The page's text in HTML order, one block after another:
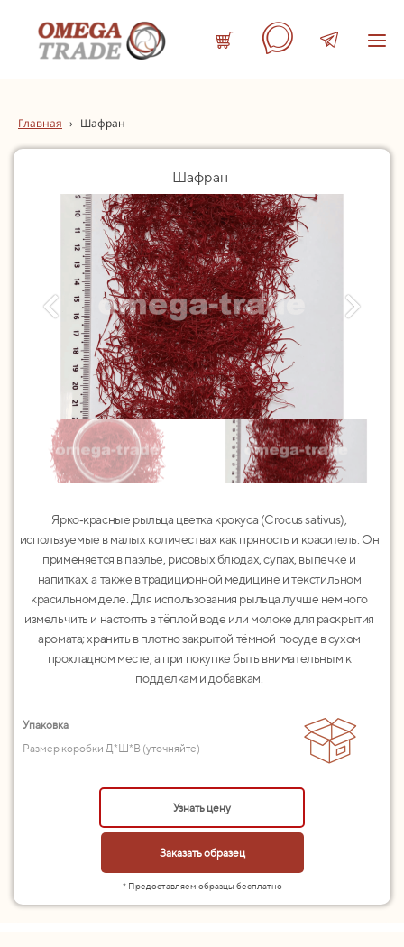
Главная › Шафран
Шафран
Ярко‑красные рыльца цветка крокуса (Crocus sativus),
используемые в малых количествах как пряность и краситель. Он
применяется в паэлье, рисовых блюдах, супах, выпечке и
напитках, а также в традиционной медицине и текстильном
красильном деле. Для использования рыльца лучше немного
измельчить и настоять в тёплой воде или молоке для раскрытия
аромата; хранить в плотно закрытой тёмной посуде в сухом
прохладном месте, а при покупке быть внимательным к
подделкам и добавкам.
Упаковка
Размер коробки Д*Ш*В (уточняйте)
Узнать цену
Заказать образец
* Предоставляем образцы бесплатно